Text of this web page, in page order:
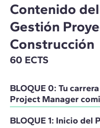
Contenido
Gestión
Construcción
60 ECTS
BLOQUE 0: Tu
Project Manager
BLOQUE 1: Inicio del